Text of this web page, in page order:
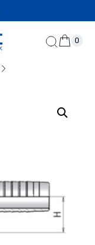
0